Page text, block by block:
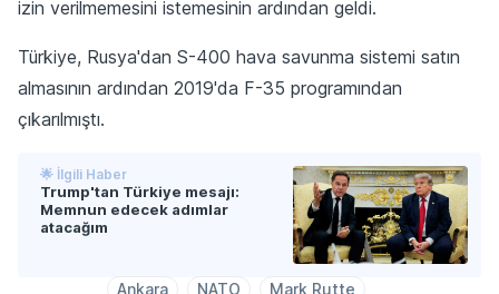
izin verilmemesini istemesinin ardından geldi.
Türkiye, Rusya'dan S-400 hava savunma sistemi satın
almasının ardından 2019'da F-35 programından
çıkarılmıştı.
🌟 İlgili Haber
Trump'tan Türkiye mesajı:
Memnun edecek adımlar
atacağım
Ankara NATO
Mark Rutte